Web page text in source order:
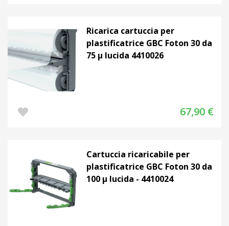
Ricarica cartuccia per
plastificatrice GBC Foton 30 da
75 µ lucida 4410026
67,90 €
Cartuccia ricaricabile per
plastificatrice GBC Foton 30 da
100 µ lucida - 4410024